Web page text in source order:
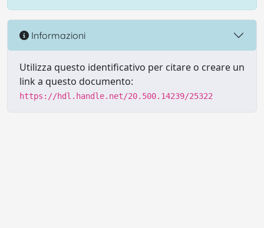
Informazioni
Utilizza questo identificativo per citare o creare un
link a questo documento:
https://hdl.handle.net/20.500.14239/25322